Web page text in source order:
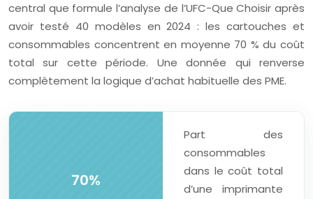
central que formule l’analyse de l’UFC-Que Choisir après
avoir testé 40 modèles en 2024 : les cartouches et
consommables concentrent en moyenne 70 % du coût
total sur cette période. Une donnée qui renverse
complètement la logique d’achat habituelle des PME.
70%
Part des
consommables
dans le coût total
d’une imprimante